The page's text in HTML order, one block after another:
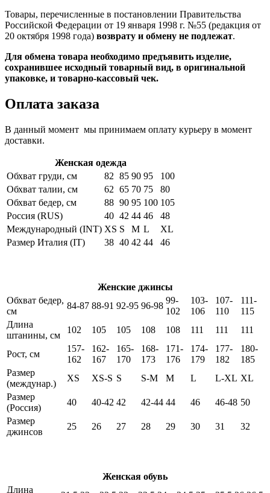
Товары, перечисленные в постановлении Правительства
Российской Федерации от 19 января 1998 г. №55 (редакция от
20 октября 1998 года) возврату и обмену не подлежат.
Для обмена товара необходимо предъявить изделие,
сохранившее исходный товарный вид, в оригинальной
упаковке, и товарно-кассовый чек.
Оплата заказа
В данный момент мы принимаем оплату курьеру в момент
доставки.
Женская одежда
Обхват груди, см
82 85 90 95
100
Обхват талии, см
62 65 70 75
80
Обхват бедер, см
88 90 95 100 105
Россия (RUS)
40 42 44 46
48
Международный (INT) XS S M L
XL
Размер Италия (IT)
38 40 42 44 46
Женские джинсы
Обхват бедер,
см
84-87 88-91 92-95 96-98
99-
102
103-
106
107-
110
111-
115
Длина
штанины, см
102 105 105 108 108 111 111 111
Рост, см
157-
162
162-
167
165-
170
168-
173
171-
176
174-
179
177-
182
180-
185
Размер
(междунар.)
XS XS-S S S-M M L L-XL XL
Размер
(Россия)
40 40-42 42 42-44 44 46 46-48 50
Размер
джинсов
25 26 27 28 29 30 31 32
Женская обувь
Длина